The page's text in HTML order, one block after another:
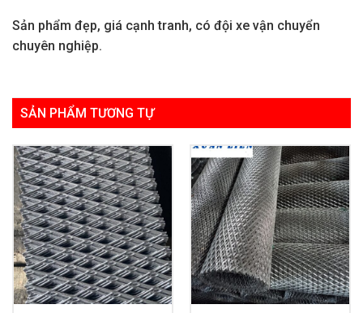
Sản phẩm đẹp, giá cạnh tranh, có đội xe vận chuyển
chuyên nghiệp.
SẢN PHẨM TƯƠNG TỰ